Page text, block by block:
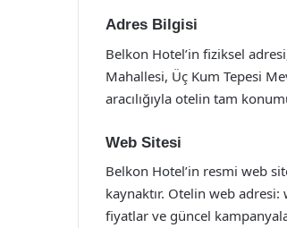
Adres Bilgisi
Belkon Hotel’in fiziksel
Mahallesi, Üç Kum Tepesi
aracılığıyla otelin tam
Web Sitesi
Belkon Hotel’in resmi web
kaynaktır. Otelin web
fiyatlar ve güncel